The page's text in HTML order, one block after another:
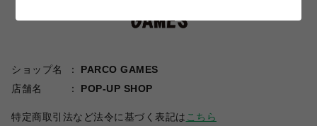
ショップ名
PARCO GAMES
店舗名
POP-UP SHOP
特定商取引法など法令に基づく表記は こちら